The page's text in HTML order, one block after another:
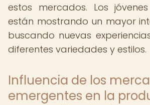
estos mercados. Los
están mostrando un mayor
buscando nuevas
diferentes variedades y estilos.
Influencia de los
emergentes en la